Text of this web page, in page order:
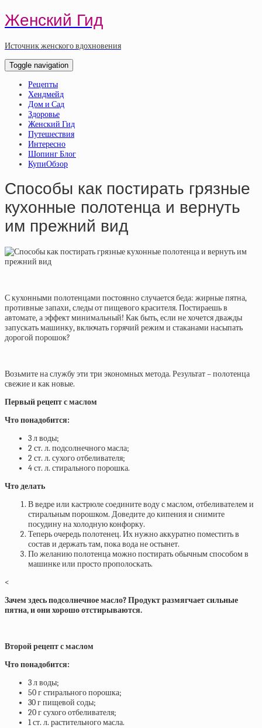
Женский Гид
Источник женского вдохновения
Toggle navigation
Рецепты
Хендмейд
Дом и Сад
Здоровье
Женский Гид
Путешествия
Интересно
Шопинг Блог
КупиОбзор
Способы как постирать грязные
кухонные полотенца и вернуть
им прежний вид
С кухонными полотенцами постоянно случается беда: жирные пятна,
противные запахи, следы от пищевого красителя. Постираешь в
автомате, а эффект минимальный! Как быть, если не хочется дважды
запускать машинку, включать горячий режим и стаканами насыпать
дорогой порошок?
Возьмите на службу эти три экономных метода. Результат – полотенца
свежие и как новые.
Первый рецепт с маслом
Что понадобится:
3 л воды;
2 ст. л. подсолнечного масла;
2 ст. л. сухого отбеливателя;
4 ст. л. стирального порошка.
Что делать
В ведре или кастрюле соедините воду с маслом, отбеливателем и
стиральным порошком. Доведите до кипения и снимите
посудину на холодную конфорку.
Теперь очередь полотенец. Их нужно аккуратно поместить в
состав и держать там, пока вода не остынет.
По желанию полотенца можно постирать обычным способом в
машинке или просто прополоскать.
<
Зачем здесь подсолнечное масло? Продукт размягчает сильные
пятна, и они хорошо отстирываются.
Второй рецепт с маслом
Что понадобится:
3 л воды;
50 г стирального порошка;
30 г пищевой соды;
20 г сухого отбеливателя;
1 ст. л. растительного масла.